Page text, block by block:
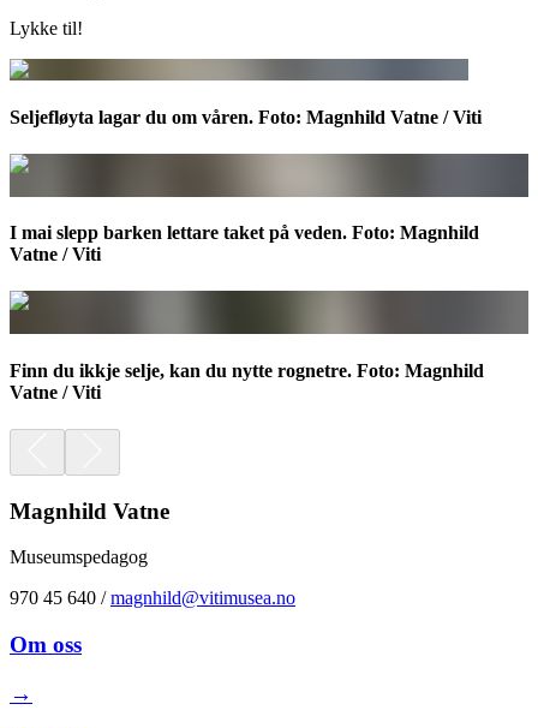
Lykke til!
Seljefløyta lagar du om våren. Foto: Magnhild Vatne / Viti
I mai slepp barken lettare taket på veden. Foto: Magnhild
Vatne / Viti
Finn du ikkje selje, kan du nytte rognetre. Foto: Magnhild
Vatne / Viti
Magnhild Vatne
Museumspedagog
970 45 640 /magnhild@vitimusea.no
Om oss
→